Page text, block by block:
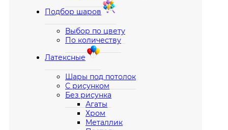
Подбор шаров
Выбор по цвету
По количеству
Латексные
Шары под потолок
С рисунком
Без рисунка
Агаты
Хром
Металлик